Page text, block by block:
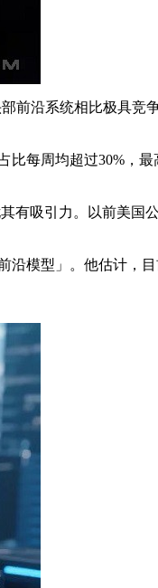
前沿系统相比极具
每周均超过30%，
有吸引力。以前美
模型」。他估计，